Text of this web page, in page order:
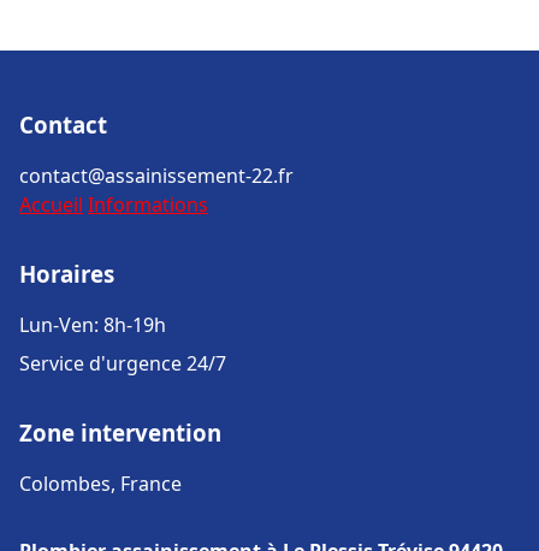
Contact
contact@assainissement-22.fr
Accueil Informations
Horaires
Lun-Ven: 8h-19h
Service d'urgence 24/7
Zone intervention
Colombes, France